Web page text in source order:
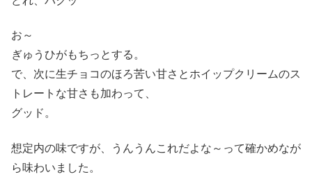
お～
ぎゅうひがもちっとする。
で、次に生チョコのほろ苦い甘さとホイップクリームのス
トレートな甘さも加わって、
グッド。
想定内の味ですが、うんうんこれだよな～って確かめなが
ら味わいました。